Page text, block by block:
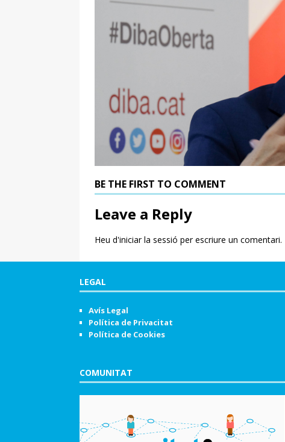
BE THE FIRST TO COMMENT
Leave a Reply
Heu d'iniciar la sessió per escriure un comentari.
LEGAL
Avís Legal
Política de Privacitat
Política de Cookies
COMUNITAT